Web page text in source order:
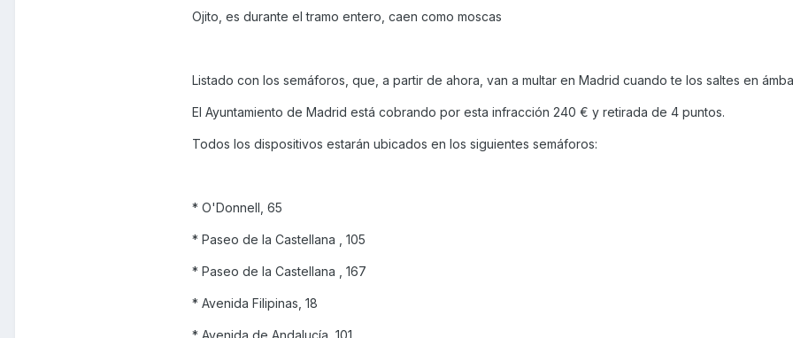
Ojito, es durante el tramo entero, caen como moscas
Listado con los semáforos, que, a partir de ahora, van a multar en Madrid cuando te los saltes en
El Ayuntamiento de Madrid está cobrando por esta infracción 240 € y retirada de 4 puntos.
Todos los dispositivos estarán ubicados en los siguientes semáforos:
* O'Donnell, 65
* Paseo de la Castellana , 105
* Paseo de la Castellana , 167
* Avenida Filipinas, 18